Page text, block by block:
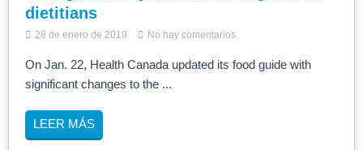
dietitians
28 de enero de 2019 No hay comentarios
On Jan. 22, Health Canada updated its food guide with
significant changes to the ...
LEER MÁS